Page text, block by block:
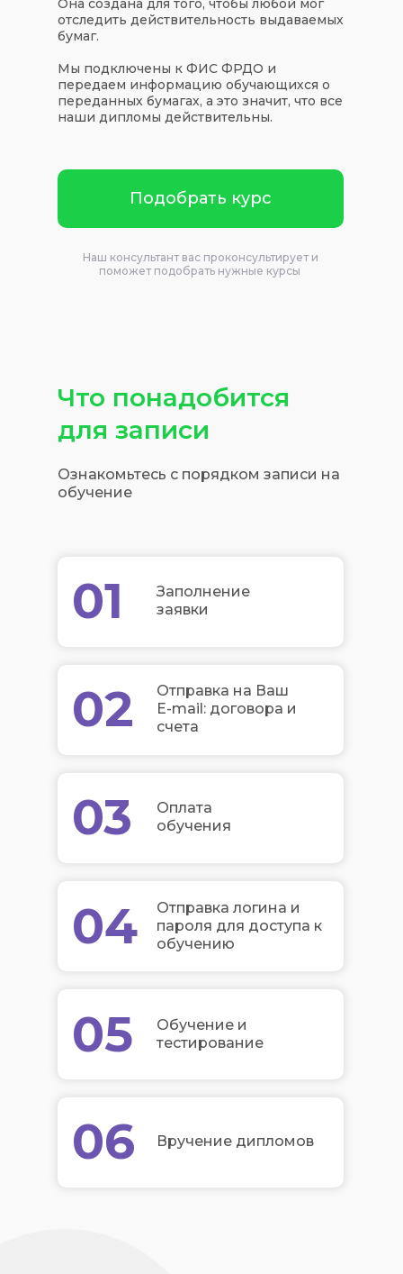
Она создана для того, чтобы любой мог
отследить действительность выдаваемых
бумаг.
Мы подключены к ФИС ФРДО и
передаем информацию обучающихся о
переданных бумагах, а это значит, что все
наши дипломы действительны.
Наш консультант вас проконсультирует и
поможет подобрать нужные курсы
Подобрать курс
Что понадобится
для записи
Ознакомьтесь с порядком записи на
обучение
01
02
03
04
05
06
Заполнение
заявки
Отправка на Ваш
E-mail: договора и
счета
Оплата
обучения
Отправка логина и
пароля для доступа к
обучению
Обучение и
тестирование
Вручение дипломов